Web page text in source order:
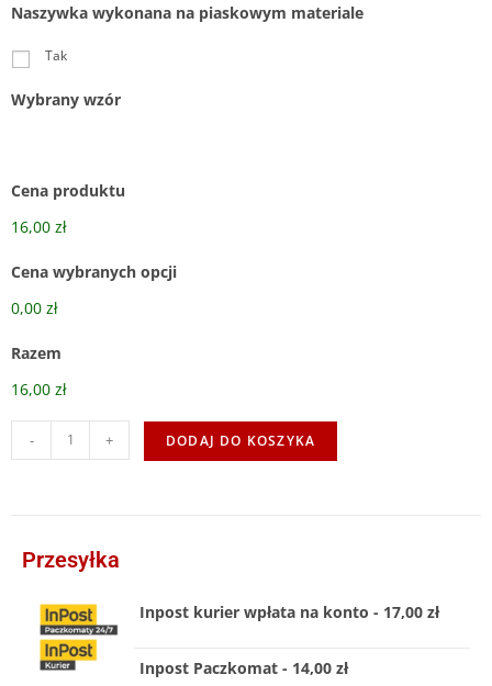
Naszywka wykonana na piaskowym materiale
Tak
Wybrany wzór
Cena produktu
16,00 zł
Cena wybranych opcji
0,00 zł
Razem
16,00 zł
- + DODAJ DO KOSZYKA
Przesyłka
Inpost kurier wpłata na konto - 17,00 zł
Inpost Paczkomat - 14,00 zł